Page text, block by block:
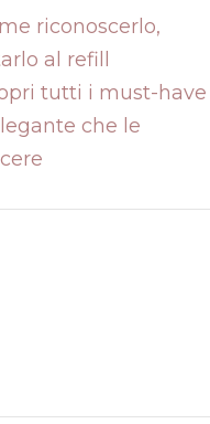
riconoscerlo,
al refill
tutti i must-have
che le